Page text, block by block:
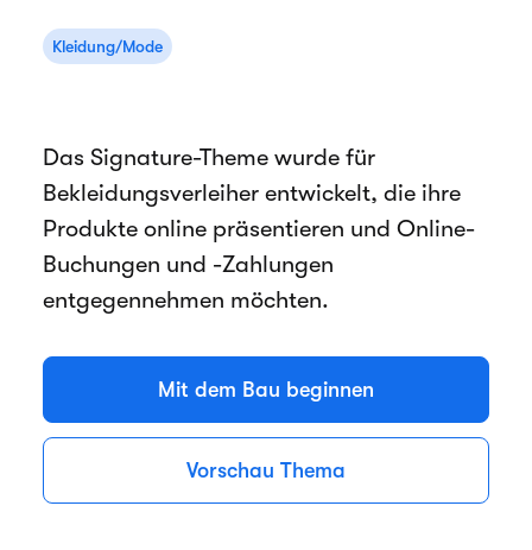
Kleidung/Mode
Das Signature-Theme wurde für
Bekleidungsverleiher entwickelt, die ihre
Produkte online präsentieren und Online-
Buchungen und -Zahlungen
entgegennehmen möchten.
Mit dem Bau beginnen
Vorschau Thema